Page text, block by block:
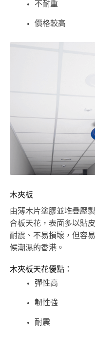
不耐重
價格較高
木夾板
由薄木片塗膠並堆疊壓
合板天花，表面多以貼
耐震、不易損壞，但容
候潮濕的香港。
木夾板天花優點：
彈性高
韌性強
耐震